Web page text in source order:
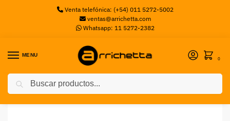
Venta telefónica: (+54) 011 5272-5002
ventas@arrichetta.com
Whatsapp: 11 5272-2382
MENU
0
Inicio Discos Servidor / Disco SSD HPE 480G SATA MU SFFBC